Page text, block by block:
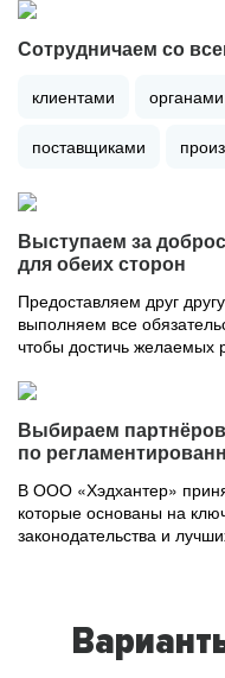
Сотрудничаем со
клиентами
поставщиками
Выступаем за
для обеих сторон
Предоставляем друг
выполняем все
чтобы достичь желаемых
Выбираем
по
В ООО «Хэдхантер»
которые основаны на
законодательства и